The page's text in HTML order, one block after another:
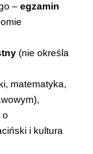
– egzamin
(nie określa
matematyka,
o
i kultura